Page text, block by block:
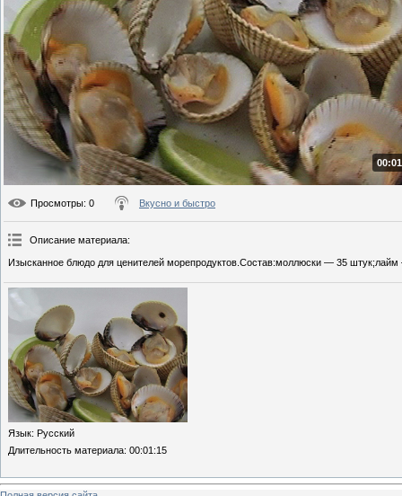
Просмотры: 0 Вкусно и быстро
Описание материала:
Изысканное блюдо для ценителей морепродуктов.Состав:моллюски — 35
Язык: Русский
Длительность материала: 00:01:15